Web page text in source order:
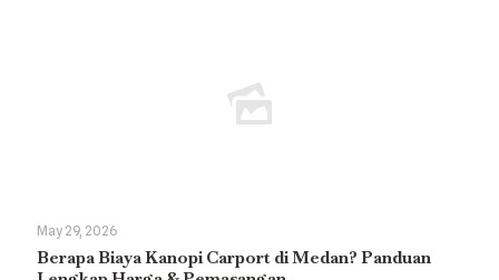
May 29, 2026
Berapa Biaya Kanopi Carport di Medan? Panduan